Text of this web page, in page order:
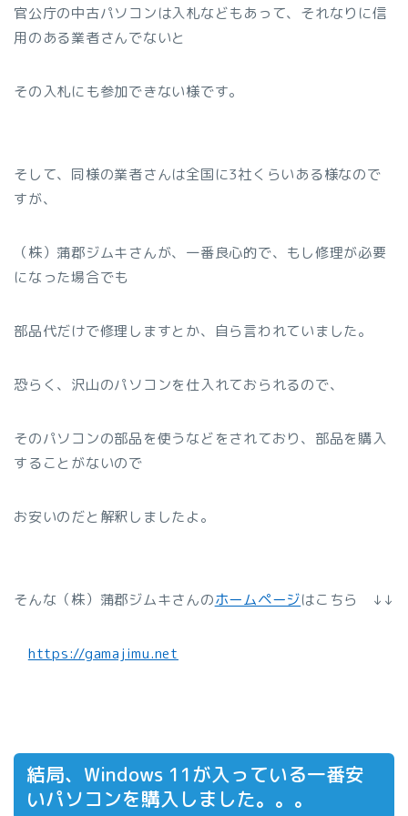
官公庁の中古パソコンは入札などもあって、それなりに信
用のある業者さんでないと
その入札にも参加できない様です。
そして、同様の業者さんは全国に3社くらいある様なので
すが、
（株）蒲郡ジムキさんが、一番良心的で、もし修理が必要
になった場合でも
部品代だけで修理しますとか、自ら言われていました。
恐らく、沢山のパソコンを仕入れておられるので、
そのパソコンの部品を使うなどをされており、部品を購入
することがないので
お安いのだと解釈しましたよ。
そんな（株）蒲郡ジムキさんのホームページはこちら ↓↓
https://gamajimu.net
結局、Windows 11が入っている一番安
いパソコンを購入しました。。。